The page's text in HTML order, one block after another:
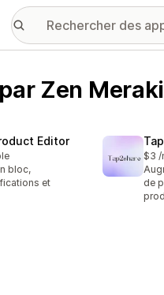
Zen Meraki
Editor
bloc,
et
$3 /
de